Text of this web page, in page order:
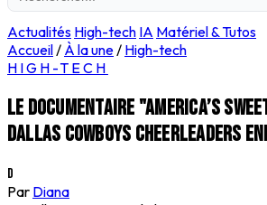
Actualités High-tech IA Matériel & Tutos
Accueil/ À la une/ High-tech
HIGH-TECH
Le documentaire "america’s
Dallas Cowboys Cheerleaders
D
Par Diana